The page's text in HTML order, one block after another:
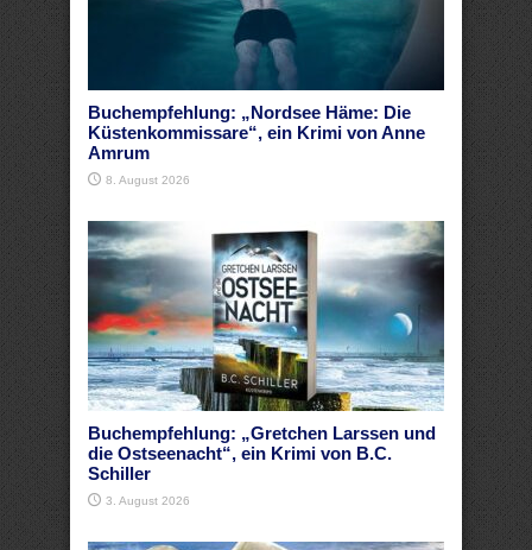
Buchempfehlung: „Nordsee Häme: Die
Küstenkommissare“, ein Krimi von Anne
Amrum
8. August 2026
Buchempfehlung: „Gretchen Larssen und
die Ostseenacht“, ein Krimi von B.C.
Schiller
3. August 2026